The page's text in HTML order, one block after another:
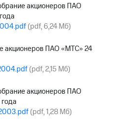
акционеров ПАО
(pdf, 6,24 Мб)
акционеров ПАО «МТС» 24
(pdf, 2,15 Мб)
акционеров ПАО
(pdf, 1,28 Мб)